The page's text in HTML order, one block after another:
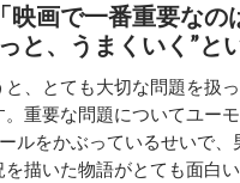
画で一番重要なの
と、うまくいく”と
、とても大切な問題を扱
重要な問題についてユー
ルをかぶっているせいで
描いた物語がとても面白い